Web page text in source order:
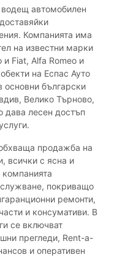
автомобилен
Компанията има
на известни марки
и Fiat, Alfa Romeo и
на Еспас Ауто
основни български
Велико Търново,
дава лесен достъп
продажба на
всички с ясна и
покриващо
ремонти,
и консумативи. В
се включват
прегледи, Rent-a-
и оперативен